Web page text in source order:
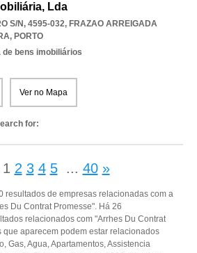
Lda
S/N, 4595-032, FRAZAO ARREIGADA
, PORTO
de bens imobiliários
Ver no Mapa
for:
1 2 3 4 5 ... 40 »
resultados de empresas relacionadas com a
Du Contrat Promesse". Há 26
relacionados com "Arrhes Du Contrat
que aparecem podem estar relacionados
Gas, Agua, Apartamentos, Assistencia